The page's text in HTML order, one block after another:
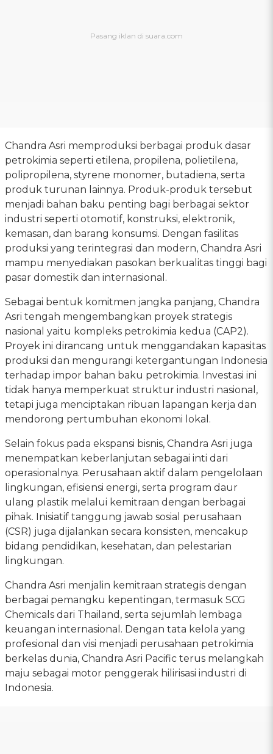
Chandra Asri memproduksi berbagai produk dasar
petrokimia seperti etilena, propilena, polietilena,
polipropilena, styrene monomer, butadiena, serta
produk turunan lainnya. Produk-produk tersebut
menjadi bahan baku penting bagi berbagai sektor
industri seperti otomotif, konstruksi, elektronik,
kemasan, dan barang konsumsi. Dengan fasilitas
produksi yang terintegrasi dan modern, Chandra Asri
mampu menyediakan pasokan berkualitas tinggi bagi
pasar domestik dan internasional.
Sebagai bentuk komitmen jangka panjang, Chandra
Asri tengah mengembangkan proyek strategis
nasional yaitu kompleks petrokimia kedua (CAP2).
Proyek ini dirancang untuk menggandakan kapasitas
produksi dan mengurangi ketergantungan Indonesia
terhadap impor bahan baku petrokimia. Investasi ini
tidak hanya memperkuat struktur industri nasional,
tetapi juga menciptakan ribuan lapangan kerja dan
mendorong pertumbuhan ekonomi lokal.
Selain fokus pada ekspansi bisnis, Chandra Asri juga
menempatkan keberlanjutan sebagai inti dari
operasionalnya. Perusahaan aktif dalam pengelolaan
lingkungan, efisiensi energi, serta program daur
ulang plastik melalui kemitraan dengan berbagai
pihak. Inisiatif tanggung jawab sosial perusahaan
(CSR) juga dijalankan secara konsisten, mencakup
bidang pendidikan, kesehatan, dan pelestarian
lingkungan.
Chandra Asri menjalin kemitraan strategis dengan
berbagai pemangku kepentingan, termasuk SCG
Chemicals dari Thailand, serta sejumlah lembaga
keuangan internasional. Dengan tata kelola yang
profesional dan visi menjadi perusahaan petrokimia
berkelas dunia, Chandra Asri Pacific terus melangkah
maju sebagai motor penggerak hilirisasi industri di
Indonesia.